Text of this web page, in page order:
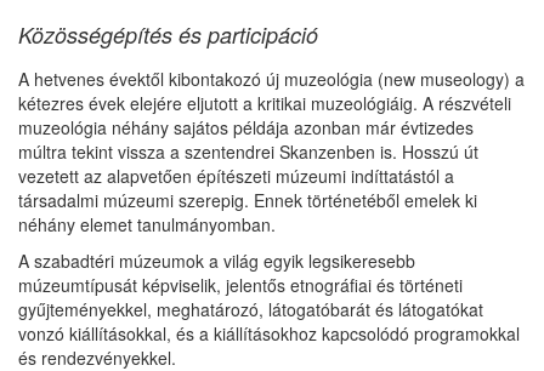
Közösségépítés és participáció
A hetvenes évektől kibontakozó új muzeológia (new museology) a
kétezres évek elejére eljutott a kritikai muzeológiáig. A részvételi
muzeológia néhány sajátos példája azonban már évtizedes
múltra tekint vissza a szentendrei Skanzenben is. Hosszú út
vezetett az alapvetően építészeti múzeumi indíttatástól a
társadalmi múzeumi szerepig. Ennek történetéből emelek ki
néhány elemet tanulmányomban.
A szabadtéri múzeumok a világ egyik legsikeresebb
múzeumtípusát képviselik, jelentős etnográfiai és történeti
gyűjteményekkel, meghatározó, látogatóbarát és látogatókat
vonzó kiállításokkal, és a kiállításokhoz kapcsolódó programokkal
és rendezvényekkel.